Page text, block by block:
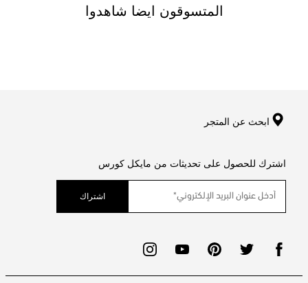
المتسوقون ايضا شاهدوا
ابحث عن المتجر
اشترك للحصول على تحديثات من مايكل كورس
اشتراك